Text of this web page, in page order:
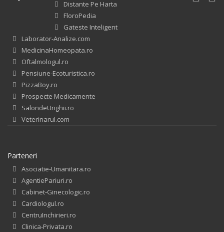
Distante Pe Harta
FloroPedia
Gateste Inteligent
Laborator-Analize.com
MedicinaHomeopata.ro
Oftalmologul.ro
Pensiune-Ecoturistica.ro
PizzaBoy.ro
Prospecte Medicamente
SalondeUnghii.ro
Veterinarul.com
Parteneri
Asociatie-Umanitara.ro
AgentiePariuri.ro
Cabinet-Ginecologic.ro
Cardiologul.ro
CentruInchirieri.ro
Clinica-Privata.ro